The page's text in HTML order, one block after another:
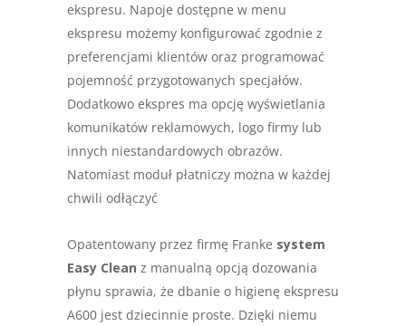
ekspresu. Napoje dostępne w menu
ekspresu możemy konfigurować zgodnie z
preferencjami klientów oraz programować
pojemność przygotowanych specjałów.
Dodatkowo ekspres ma opcję wyświetlania
komunikatów reklamowych, logo firmy lub
innych niestandardowych obrazów.
Natomiast moduł płatniczy można w każdej
chwili odłączyć
Opatentowany przez firmę Franke system
Easy Clean z manualną opcją dozowania
płynu sprawia, że dbanie o higienę ekspresu
A600 jest dziecinnie proste. Dzięki niemu